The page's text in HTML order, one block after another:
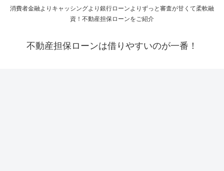
消費者金融よりキャッシングより銀行ローンよりずっと審査が甘くて柔軟融
資！不動産担保ローンをご紹介
不動産担保ローンは借りやすいのが一番！